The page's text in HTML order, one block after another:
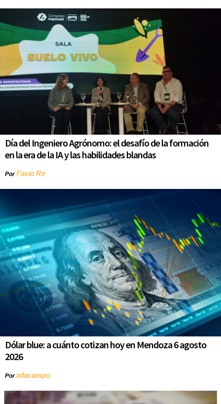
Día del Ingeniero Agrónomo: el desafío de la formación
en la era de la IA y las habilidades blandas
PorFavio Re
Dólar blue: a cuánto cotizan hoy en Mendoza 6 agosto
2026
Porinfocampo